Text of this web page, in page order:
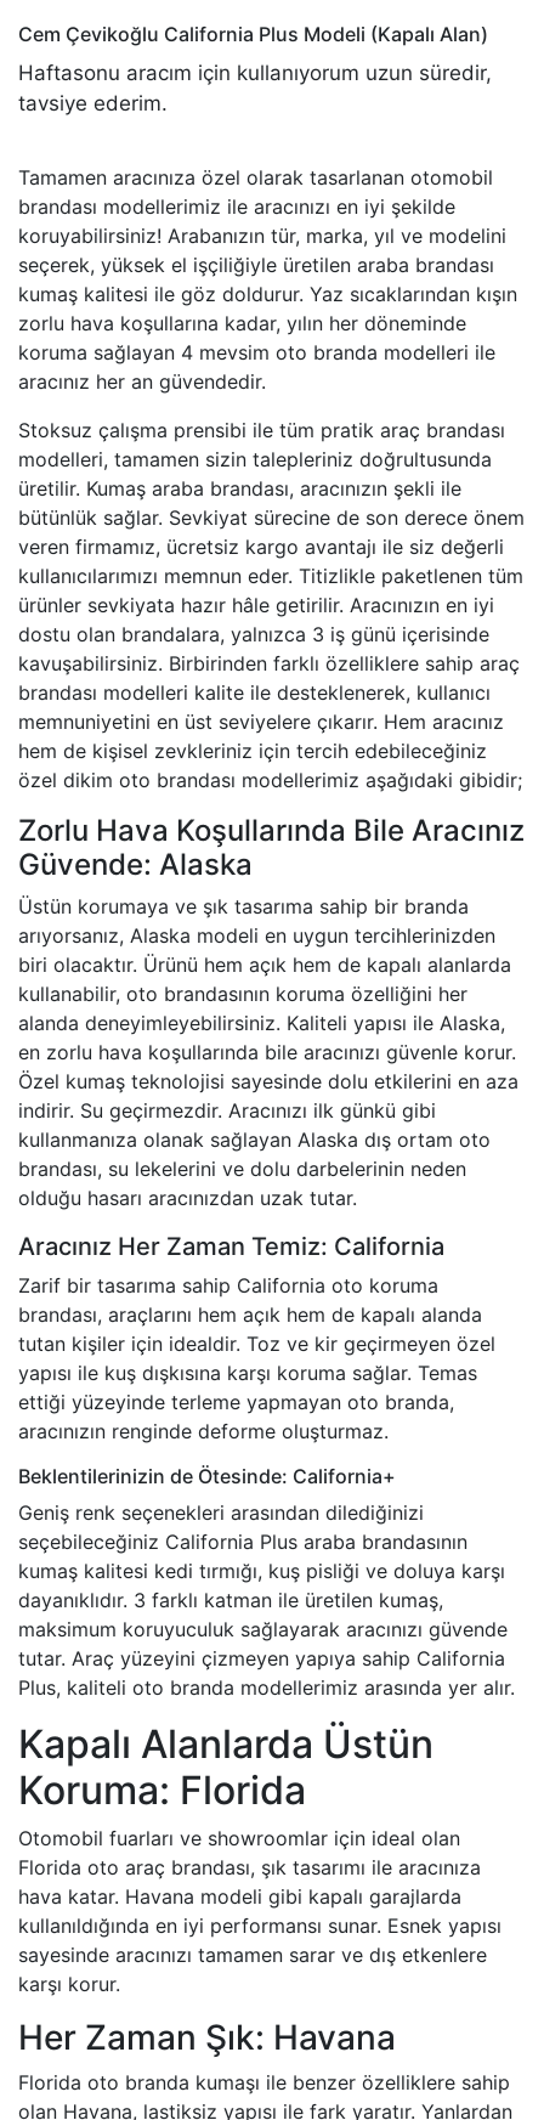
Cem Çevikoğlu California Plus Modeli (Kapalı Alan)
Haftasonu aracım için kullanıyorum uzun süredir,
tavsiye ederim.
Tamamen aracınıza özel olarak tasarlanan otomobil
brandası modellerimiz ile aracınızı en iyi şekilde
koruyabilirsiniz! Arabanızın tür, marka, yıl ve modelini
seçerek, yüksek el işçiliğiyle üretilen araba brandası
kumaş kalitesi ile göz doldurur. Yaz sıcaklarından kışın
zorlu hava koşullarına kadar, yılın her döneminde
koruma sağlayan 4 mevsim oto branda modelleri ile
aracınız her an güvendedir.
Stoksuz çalışma prensibi ile tüm pratik araç brandası
modelleri, tamamen sizin talepleriniz doğrultusunda
üretilir. Kumaş araba brandası, aracınızın şekli ile
bütünlük sağlar. Sevkiyat sürecine de son derece önem
veren firmamız, ücretsiz kargo avantajı ile siz değerli
kullanıcılarımızı memnun eder. Titizlikle paketlenen tüm
ürünler sevkiyata hazır hâle getirilir. Aracınızın en iyi
dostu olan brandalara, yalnızca 3 iş günü içerisinde
kavuşabilirsiniz. Birbirinden farklı özelliklere sahip araç
brandası modelleri kalite ile desteklenerek, kullanıcı
memnuniyetini en üst seviyelere çıkarır. Hem aracınız
hem de kişisel zevkleriniz için tercih edebileceğiniz
özel dikim oto brandası modellerimiz aşağıdaki gibidir;
Zorlu Hava Koşullarında Bile Aracınız
Güvende: Alaska
Üstün korumaya ve şık tasarıma sahip bir branda
arıyorsanız, Alaska modeli en uygun tercihlerinizden
biri olacaktır. Ürünü hem açık hem de kapalı alanlarda
kullanabilir, oto brandasının koruma özelliğini her
alanda deneyimleyebilirsiniz. Kaliteli yapısı ile Alaska,
en zorlu hava koşullarında bile aracınızı güvenle korur.
Özel kumaş teknolojisi sayesinde dolu etkilerini en aza
indirir. Su geçirmezdir. Aracınızı ilk günkü gibi
kullanmanıza olanak sağlayan Alaska dış ortam oto
brandası, su lekelerini ve dolu darbelerinin neden
olduğu hasarı aracınızdan uzak tutar.
Aracınız Her Zaman Temiz: California
Zarif bir tasarıma sahip California oto koruma
brandası, araçlarını hem açık hem de kapalı alanda
tutan kişiler için idealdir. Toz ve kir geçirmeyen özel
yapısı ile kuş dışkısına karşı koruma sağlar. Temas
ettiği yüzeyinde terleme yapmayan oto branda,
aracınızın renginde deforme oluşturmaz.
Beklentilerinizin de Ötesinde: California+
Geniş renk seçenekleri arasından dilediğinizi
seçebileceğiniz California Plus araba brandasının
kumaş kalitesi kedi tırmığı, kuş pisliği ve doluya karşı
dayanıklıdır. 3 farklı katman ile üretilen kumaş,
maksimum koruyuculuk sağlayarak aracınızı güvende
tutar. Araç yüzeyini çizmeyen yapıya sahip California
Plus, kaliteli oto branda modellerimiz arasında yer alır.
Kapalı Alanlarda Üstün
Koruma: Florida
Otomobil fuarları ve showroomlar için ideal olan
Florida oto araç brandası, şık tasarımı ile aracınıza
hava katar. Havana modeli gibi kapalı garajlarda
kullanıldığında en iyi performansı sunar. Esnek yapısı
sayesinde aracınızı tamamen sarar ve dış etkenlere
karşı korur.
Her Zaman Şık: Havana
Florida oto branda kumaşı ile benzer özelliklere sahip
olan Havana, lastiksiz yapısı ile fark yaratır. Yanlardan